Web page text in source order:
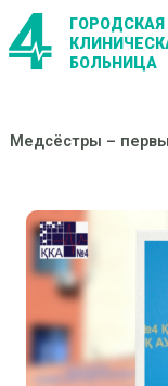
ГОРОДСКАЯ
БОЛЬНИЦА
Медсёстры –